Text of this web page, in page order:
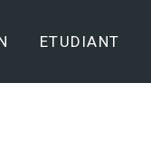
ETUDIANT